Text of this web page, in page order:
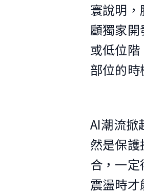
寰說明
顧獨家
或低位
部位的時
AI潮流掀
然是保
合，一
震盪時才